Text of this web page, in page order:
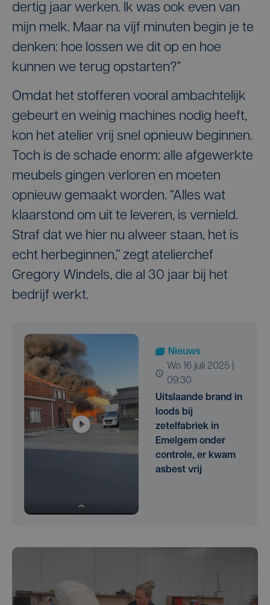
dertig jaar werken. Ik was ook even van
mijn melk. Maar na vijf minuten begin je te
denken: hoe lossen we dit op en hoe
kunnen we terug opstarten?”
Omdat het stofferen vooral ambachtelijk
gebeurt en weinig machines nodig heeft,
kon het atelier vrij snel opnieuw beginnen.
Toch is de schade enorm: alle afgewerkte
meubels gingen verloren en moeten
opnieuw gemaakt worden. “Alles wat
klaarstond om uit te leveren, is vernield.
Straf dat we hier nu alweer staan, het is
echt herbeginnen,” zegt atelierchef
Gregory Windels, die al 30 jaar bij het
bedrijf werkt.
Nieuws
wo 16 juli 2025 |
09:30
Uitslaande brand in
loods bij
zetelfabriek in
Emelgem onder
controle, er kwam
asbest vrij